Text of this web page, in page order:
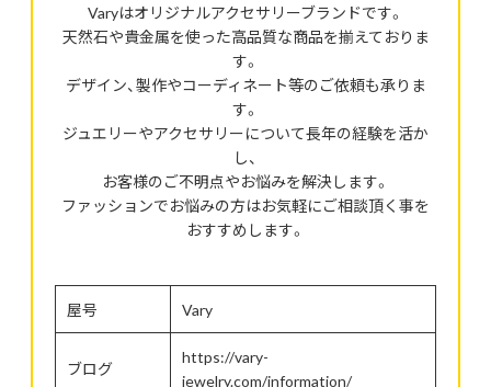
Varyはオリジナルアクセサリーブランドです。
天然石や貴金属を使った高品質な商品を揃えておりま
す。
デザイン、製作やコーディネート等のご依頼も承りま
す。
ジュエリーやアクセサリーについて長年の経験を活か
し、
お客様のご不明点やお悩みを解決します。
ファッションでお悩みの方はお気軽にご相談頂く事を
おすすめします。
屋号 Vary
ブログ
https://vary-
jewelry.com/information/